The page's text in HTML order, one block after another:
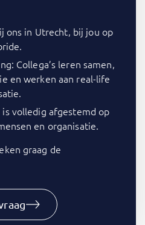
ons in Utrecht, bij jou op
Collega’s leren samen,
en werken aan real-life
volledig afgestemd op
en organisatie.
graag de